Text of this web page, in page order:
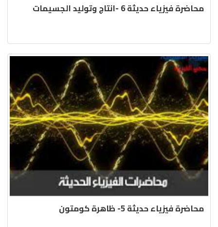
محاضرة فيزياء حديثة 6 -انتاج وتوليد الجسيمات
محاضرة فيزياء حديثة 5- ظاهرة كومتون